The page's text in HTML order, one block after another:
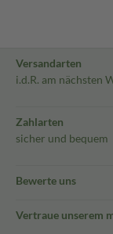
Versandarten
i.d.R. am nächsten
Zahlarten
sicher und bequem
Bewerte uns
Vertraue unserem